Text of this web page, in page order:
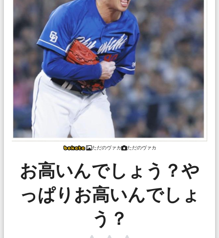
ただのヴァカ ただのヴァカ
お高いんでしょう？や
っぱりお高いんでしょ
う？